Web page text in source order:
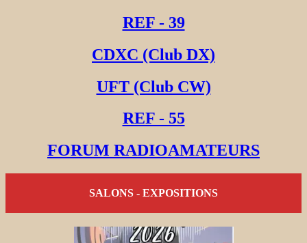
REF - 39
CDXC (Club DX)
UFT (Club CW)
REF - 55
FORUM RADIOAMATEURS
SALONS - EXPOSITIONS